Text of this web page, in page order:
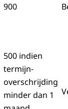
900
500 indien
termijn-
overschrijding
minder dan 1